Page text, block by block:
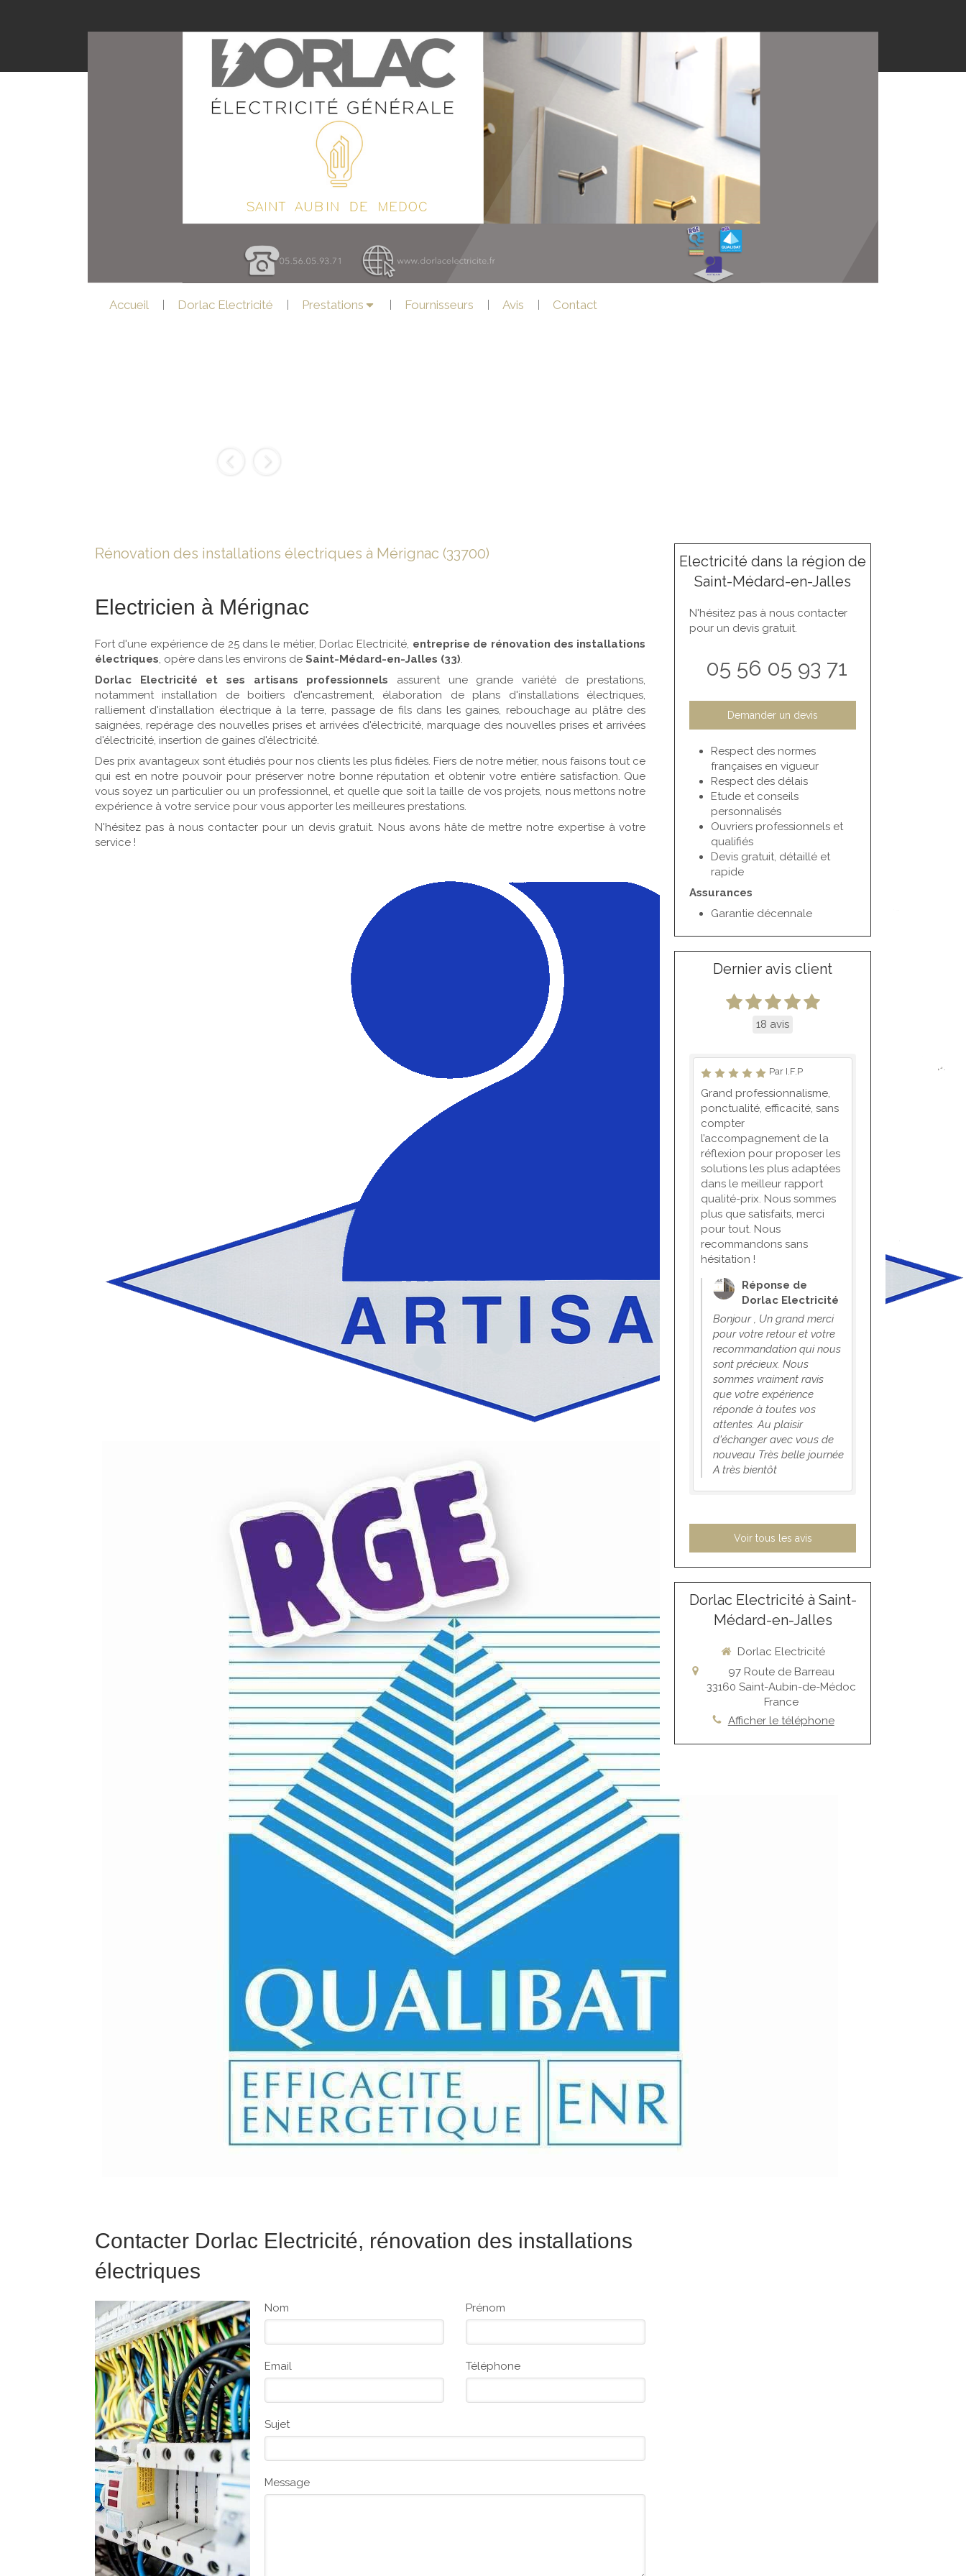
Accueil Dorlac Electricité Prestations Fournisseurs Avis Contact
Slide précédent
Slide suivant
Rénovation des installations électriques à Mérignac (33700)
Electricien à Mérignac
Fort d'une expérience de 25 dans le métier, Dorlac Electricité, entreprise de rénovation des installations
électriques, opère dans les environs de Saint-Médard-en-Jalles (33).
Dorlac Electricité et ses artisans professionnels assurent une grande variété de prestations,
notamment installation de boitiers d'encastrement, élaboration de plans d'installations électriques,
ralliement d'installation électrique à la terre, passage de fils dans les gaines, rebouchage au plâtre des
saignées, repérage des nouvelles prises et arrivées d'électricité, marquage des nouvelles prises et arrivées
d'électricité, insertion de gaines d'électricité.
Des prix avantageux sont étudiés pour nos clients les plus fidèles. Fiers de notre métier, nous faisons tout ce
qui est en notre pouvoir pour préserver notre bonne réputation et obtenir votre entière satisfaction. Que
vous soyez un particulier ou un professionnel, et quelle que soit la taille de vos projets, nous mettons notre
expérience à votre service pour vous apporter les meilleures prestations.
N'hésitez pas à nous contacter pour un devis gratuit. Nous avons hâte de mettre notre expertise à votre
service !
Contacter Dorlac Electricité, rénovation des installations
électriques
Nom Prénom
Email Téléphone
Sujet
Message
Electricité dans la région de
Saint-Médard-en-Jalles
N'hésitez pas à nous contacter
pour un devis gratuit.
05 56 05 93 71
Demander un devis
Respect des normes
françaises en vigueur
Respect des délais
Etude et conseils
personnalisés
Ouvriers professionnels et
qualifiés
Devis gratuit, détaillé et
rapide
Assurances
Garantie décennale
Dernier avis client
18 avis
Par I.F.P
Grand professionnalisme,
ponctualité, efficacité, sans
compter
l’accompagnement de la
réflexion pour proposer les
solutions les plus adaptées
dans le meilleur rapport
qualité-prix. Nous sommes
plus que satisfaits, merci
pour tout. Nous
recommandons sans
hésitation !
Réponse de
Dorlac Electricité
Bonjour , Un grand merci
pour votre retour et votre
recommandation qui nous
sont précieux. Nous
sommes vraiment ravis
que votre expérience
réponde à toutes vos
attentes. Au plaisir
d'échanger avec vous de
nouveau Très belle journée
A très bientôt
Voir tous les avis
Dorlac Electricité à Saint-
Médard-en-Jalles
Dorlac Electricité
97 Route de Barreau
33160 Saint-Aubin-de-Médoc
France
Afficher le téléphone